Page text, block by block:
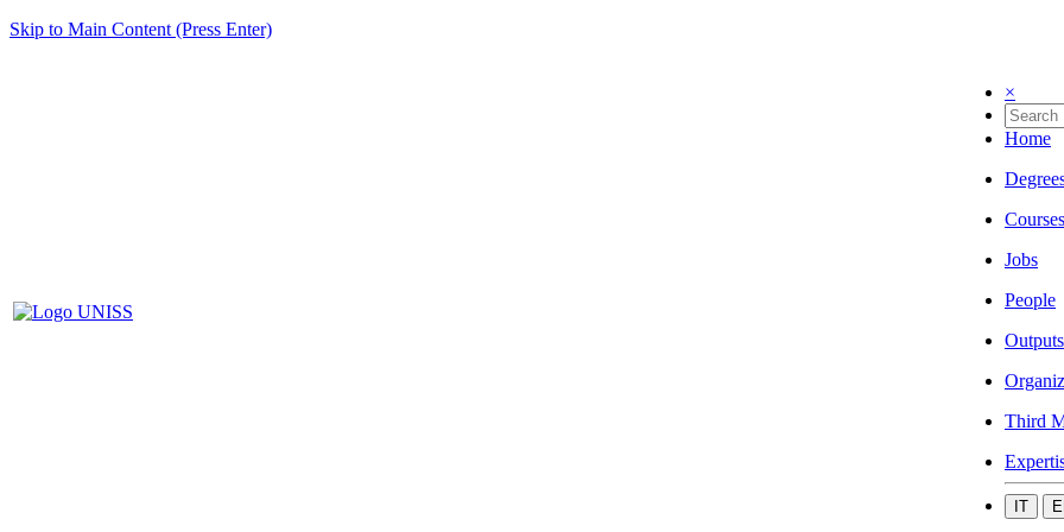
Skip to Main Content (Press Enter)
×
Home
Courses
Jobs
People
Outputs
Third
IT